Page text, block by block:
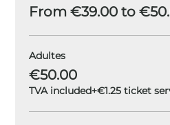
From €39.00 to
Adultes
€50.00
TVA included+€1.25 ticket